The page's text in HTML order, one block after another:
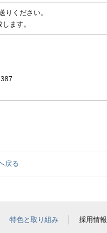
りください。
ます。
戻る
特色と取り組み 採用情報